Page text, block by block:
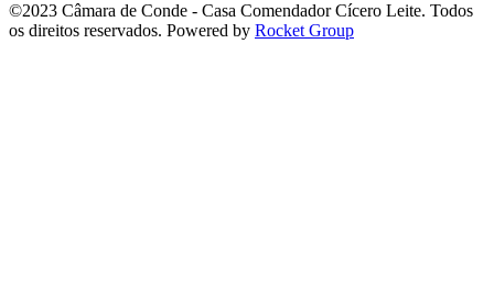
©2023 Câmara de Conde - Casa Comendador Cícero Leite. Todos
os direitos reservados. Powered by Rocket Group